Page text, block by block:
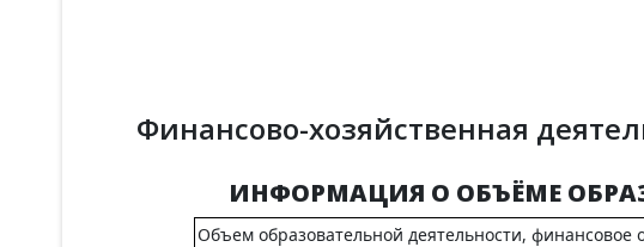
Финансово-хозяйственная
ИНФОРМАЦИЯ О ОБЪЁМЕ
Объем образовательной деятельности, финансовое